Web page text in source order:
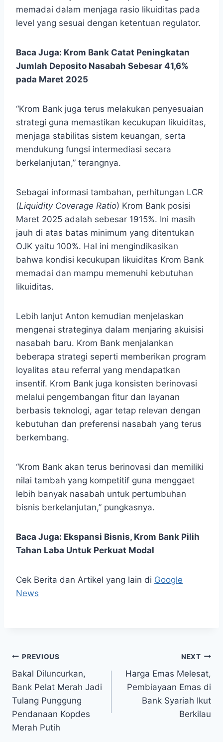
memadai dalam menjaga rasio likuiditas pada
level yang sesuai dengan ketentuan regulator.
Baca Juga: Krom Bank Catat Peningkatan
Jumlah Deposito Nasabah Sebesar 41,6%
pada Maret 2025
“Krom Bank juga terus melakukan penyesuaian
strategi guna memastikan kecukupan likuiditas,
menjaga stabilitas sistem keuangan, serta
mendukung fungsi intermediasi secara
berkelanjutan,” terangnya.
Sebagai informasi tambahan, perhitungan LCR
(Liquidity Coverage Ratio) Krom Bank posisi
Maret 2025 adalah sebesar 1915%. Ini masih
jauh di atas batas minimum yang ditentukan
OJK yaitu 100%. Hal ini mengindikasikan
bahwa kondisi kecukupan likuiditas Krom Bank
memadai dan mampu memenuhi kebutuhan
likuiditas.
Lebih lanjut Anton kemudian menjelaskan
mengenai strateginya dalam menjaring akuisisi
nasabah baru. Krom Bank menjalankan
beberapa strategi seperti memberikan program
loyalitas atau referral yang mendapatkan
insentif. Krom Bank juga konsisten berinovasi
melalui pengembangan fitur dan layanan
berbasis teknologi, agar tetap relevan dengan
kebutuhan dan preferensi nasabah yang terus
berkembang.
“Krom Bank akan terus berinovasi dan memiliki
nilai tambah yang kompetitif guna menggaet
lebih banyak nasabah untuk pertumbuhan
bisnis berkelanjutan,” pungkasnya.
Baca Juga: Ekspansi Bisnis, Krom Bank Pilih
Tahan Laba Untuk Perkuat Modal
Cek Berita dan Artikel yang lain di Google
News
Post
navigation
PREVIOUS
Bakal Diluncurkan,
Bank Pelat Merah Jadi
Tulang Punggung
Pendanaan Kopdes
Merah Putih
NEXT
Harga Emas Melesat,
Pembiayaan Emas di
Bank Syariah Ikut
Berkilau